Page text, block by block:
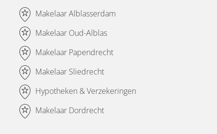
Makelaar Alblasserdam
Makelaar Oud-Alblas
Makelaar Papendrecht
Makelaar Sliedrecht
Hypotheken & Verzekeringen
Makelaar Dordrecht